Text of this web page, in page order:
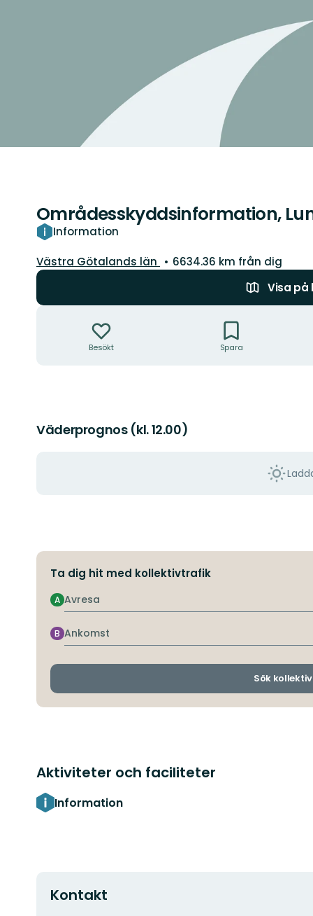
Områdesskyddsinformation,
Information
Län:
Västra Götalands län
6634.36 km från dig
Visa på
Besökt Spara
Väderprognos (kl. 12.00)
Ta dig hit med kollektivtrafik
Avresa
A
Ankomst
B
Sök
Aktiviteter och faciliteter
Information
Kontakt